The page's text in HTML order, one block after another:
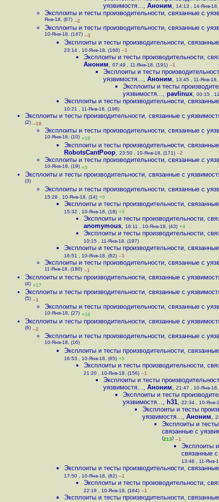
уязвимостя..., Аноним, 14:13 , 14-Янв-18,
Эксплоиты и тесты производительности, связанные с
Янв-18, (87) –2
Эксплоиты и тесты производительности, связанные с
10-Янв-18, (147) –3
Эксплоиты и тесты производительности,
23:14 , 10-Янв-18, (168) –1
Эксплоиты и тесты производительности,
Аноним, 07:49 , 11-Янв-18, (191) –1
Эксплоиты и тесты
уязвимостя..., Аноним, 13:45 , 11-Янв-18,
Эксплоиты и тесты
уязвимостя..., pavlinux, 00:15 ,
Эксплоиты и тесты производительности,
10:21 , 11-Янв-18, (198)
Эксплоиты и тесты производительности, связанные с
(2) –18
Эксплоиты и тесты производительности, связанные с
10-Янв-18, (10) +18
Эксплоиты и тесты производительности,
RobotsCantPoop, 23:50 , 10-Янв-18, (171) –2
Эксплоиты и тесты производительности, связанные с
10-Янв-18, (19) +3
Эксплоиты и тесты производительности, связанные с
(3)
Эксплоиты и тесты производительности, связанные с
15:28 , 10-Янв-18, (14) +9
Эксплоиты и тесты производительности,
15:32 , 10-Янв-18, (18) +3
Эксплоиты и тесты производительности,
anomymous, 16:11 , 10-Янв-18, (43) +4
Эксплоиты и тесты производительности,
10:15 , 11-Янв-18, (197)
Эксплоиты и тесты производительности,
16:51 , 10-Янв-18, (62) –1
Эксплоиты и тесты производительности, связанные с
11-Янв-18, (180) –1
Эксплоиты и тесты производительности, связанные с
(4) +17
Эксплоиты и тесты производительности, связанные с
(5) –1
Эксплоиты и тесты производительности, связанные с
10-Янв-18, (27) +10
Эксплоиты и тесты производительности, связанные с
(6) –2
Эксплоиты и тесты производительности, связанные с
10-Янв-18, (16)
Эксплоиты и тесты производительности,
16:53 , 10-Янв-18, (65) +5
Эксплоиты и тесты производительности,
21:20 , 10-Янв-18, (156) –1
Эксплоиты и тесты
уязвимостя..., Аноним, 21:47 , 10-Янв-
Эксплоиты и тесты
уязвимостя..., h31, 22:34 , 10-Янв-
Эксплоиты и тесты
уязвимостя..., Аноним,
Эксплоиты и
связанные с
(213) –1
Эксплоиты
связанные
13:48 , 11-Янв-
Эксплоиты и тесты производительности,
17:50 , 10-Янв-18, (82) –1
Эксплоиты и тесты производительности,
22:18 , 10-Янв-18, (164) –1
Эксплоиты и тесты производительности,